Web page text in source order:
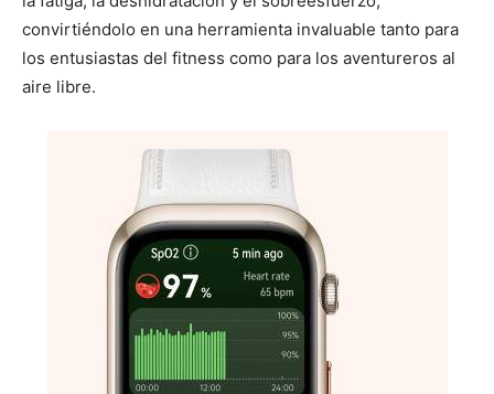
convirtiéndolo en una herramienta invaluable tanto para
los entusiastas del fitness como para los aventureros al
aire libre.